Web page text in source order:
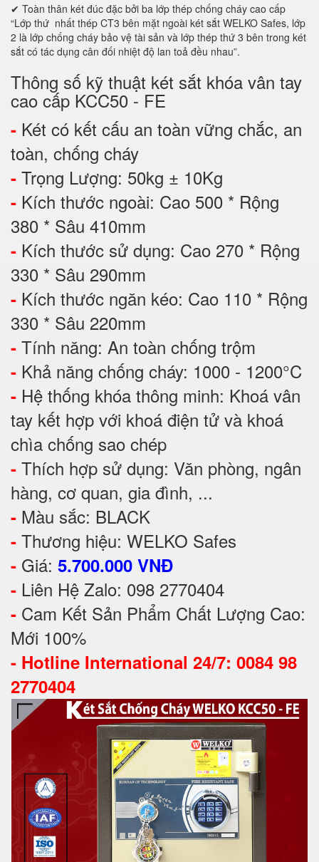
✔ Toàn thân két đúc đặc bởi ba lớp thép chống cháy cao cấp
“Lớp thứ nhất thép CT3 bên mặt ngoài két sắt WELKO Safes, lớp
2 là lớp chống cháy bảo vệ tài sản và lớp thép thứ 3 bên trong két
sắt có tác dụng cân đối nhiệt độ lan toả đều nhau”.
Thông số kỹ thuật két sắt khóa vân tay
cao cấp KCC50 - FE
- Két có kết cấu an toàn vững chắc, an
toàn, chống cháy
- Trọng Lượng: 50kg ± 10Kg
- Kích thước ngoài: Cao 500 * Rộng
380 * Sâu 410mm
- Kích thước sử dụng: Cao 270 * Rộng
330 * Sâu 290mm
- Kích thước ngăn kéo: Cao 110 * Rộng
330 * Sâu 220mm
- Tính năng: An toàn chống trộm
- Khả năng chống cháy: 1000 - 1200°C
- Hệ thống khóa thông minh: Khoá vân
tay kết hợp với khoá điện tử và khoá
chìa chống sao chép
- Thích hợp sử dụng: Văn phòng, ngân
hàng, cơ quan, gia đình, ...
- Màu sắc: BLACK
- Thương hiệu: WELKO Safes
- Giá: 5.700.000 VNĐ
- Liên Hệ Zalo: 098 2770404
- Cam Kết Sản Phẩm Chất Lượng Cao:
Mới 100%
- Hotline International 24/7: 0084 98
2770404